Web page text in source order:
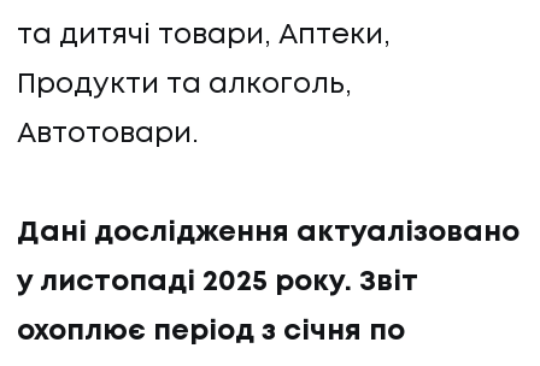
та дитячі товари, Аптеки,
Продукти та алкоголь,
Автотовари.
Дані дослідження актуалізовано
у листопаді 2025 року. Звіт
охоплює період з січня по